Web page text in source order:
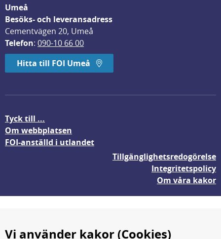
Umeå
Besöks- och leveransadress
Cementvägen 20, Umeå
Telefon: 090-10 66 00
Hitta till FOI Umeå
Tyck till ...
Om webbplatsen
FOI-anställd i utlandet
Tillgänglighetsredogörelse
Integritetspolicy
Om våra kakor
Vi använder kakor (Cookies)